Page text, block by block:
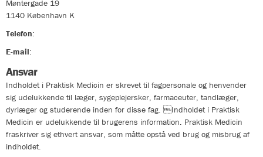
Møntergade 19
1140 København K
Telefon:
E-mail:
Ansvar
Indholdet i Praktisk Medicin er skrevet til fagpersonale og henvender
sig udelukkende til læger, sygeplejersker, farmaceuter, tandlæger,
dyrlæger og studerende inden for disse fag. Indholdet i Praktisk
Medicin er udelukkende til brugerens information. Praktisk Medicin
fraskriver sig ethvert ansvar, som måtte opstå ved brug og misbrug af
indholdet.